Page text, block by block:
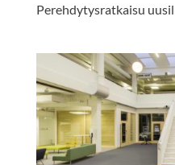
Perehdytysratkaisu